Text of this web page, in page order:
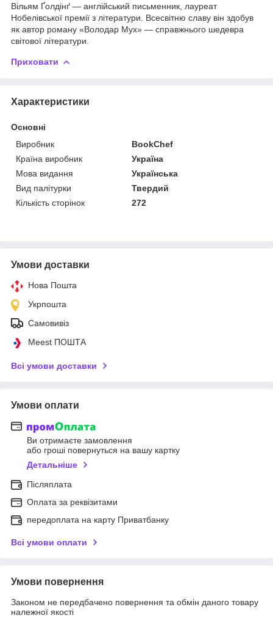
Вільям Ґолдінґ — англійський письменник, лауреат
Нобелівської премії з літератури. Всесвітню славу він здобув
як автор роману «Володар Мух» — справжнього шедевра
світової літератури.
Приховати
Характеристики
Основні
Виробник
BookChef
Країна виробник
Україна
Мова видання
Українська
Вид палітурки
Твердий
Кількість сторінок
272
Умови доставки
Нова Пошта
Укрпошта
Самовивіз
Meest ПОШТА
Всі умови доставки
Умови оплати
Ви отримаєте замовлення
або гроші повернуться на вашу картку
Детальніше
Післяплата
Оплата за реквізитами
передоплата на карту Приватбанку
Всі умови оплати
Умови повернення
Законом не передбачено повернення та обмін даного товару
належної якості